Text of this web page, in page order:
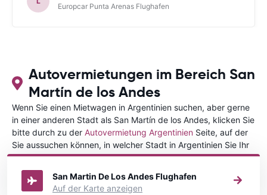
Europcar Punta Arenas Flughafen
Autovermietungen im Bereich San
Martín de los Andes
Wenn Sie einen Mietwagen in Argentinien suchen, aber gerne
in einer anderen Stadt als San Martín de los Andes, klicken Sie
bitte durch zu der Autovermietung Argentinien Seite, auf der
Sie aussuchen können, in welcher Stadt in Argentinien Sie Ihr
Fahrzeug mieten wollen.
San Martin De Los Andes Flughafen
Auf der Karte anzeigen